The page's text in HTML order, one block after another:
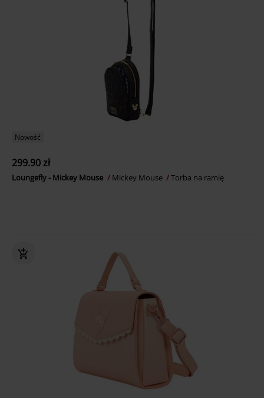
Nowość
299.90 zł
Loungefly - Mickey Mouse Mickey Mouse Torba na ramię